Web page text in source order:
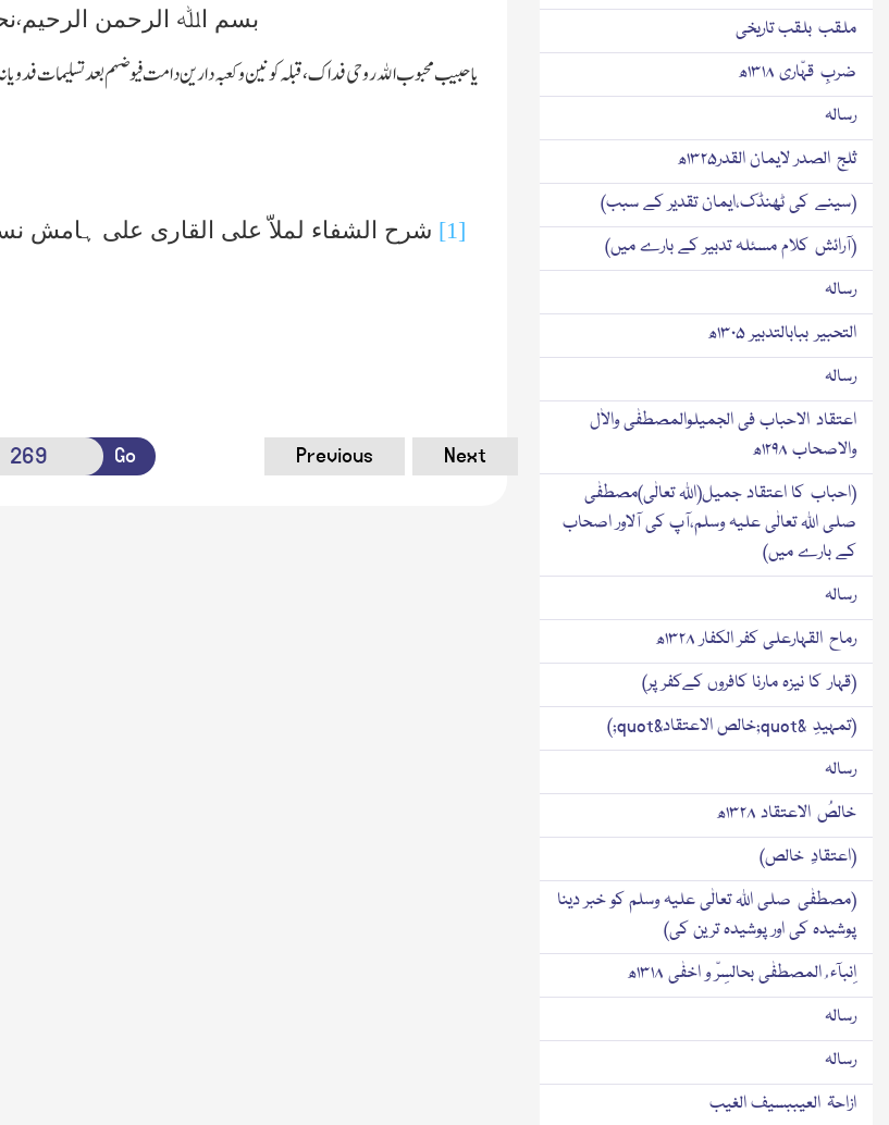
بسم اﷲ الرحمن الرحیم،
یا حبیب محبوب اﷲ روحی فداک،قبلہ کونین و کعبہ دارین دامت فیوضہم بعد تسلیمات
[1] شرح الشفاء لملاّ علی القاری علی ہامش
Go Previous Next
ملقب بلقب تاریخی
ضربِ قہّاری ۱۳۱۸ھ
رسالہ
ثلج الصدر لایمان القدر۱۳۲۵ھ
(سینے کی ٹھنڈک،ایمان تقدیر کے سبب)
(آرائش کلام مسئلہ تدبیر کے بارے میں)
رسالہ
التحبیر ببابالتدبیر ۱۳۰۵ھ
رسالہ
اعتقاد الاحباب فی الجمیلوالمصطفٰی والاٰل
والاصحاب ۱۲۹۸ھ
(احباب کا اعتقاد جمیل(اﷲ تعالٰی)مصطفٰی
صلی اﷲ تعالٰی علیہ وسلم،آپ کی آلاور اصحاب
کے بارے میں)
رسالہ
رماح القہارعلی کفر الکفار ۱۳۲۸ھ
(قہار کا نیزہ مارنا کافروں کےکفر پر)
(تمہیدِ &quot;خالص الاعتقاد&quot;)
رسالہ
خالصُ الاعتقاد ۱۳۲۸ھ
(اعتقادِ خالص)
(مصطفٰی صلی اﷲ تعالٰی علیہ وسلم کو خبر دینا
پوشیدہ کی اور پوشیدہ ترین کی)
اِنبآء ُ المصطفٰی بحالسِرّ و اخفٰی ۱۳۱۸ھ
رسالہ
رسالہ
ازاحۃ العیببسیف الغیب